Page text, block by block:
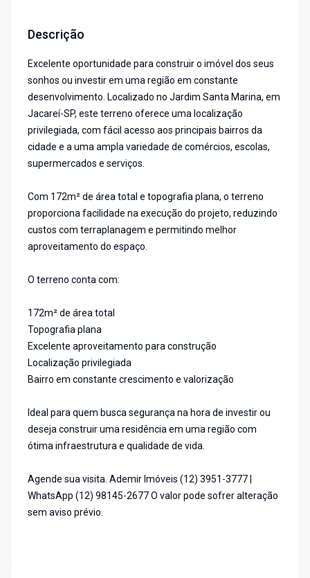
Descrição
Excelente oportunidade para construir o imóvel dos seus
sonhos ou investir em uma região em constante
desenvolvimento. Localizado no Jardim Santa Marina, em
Jacareí-SP, este terreno oferece uma localização
privilegiada, com fácil acesso aos principais bairros da
cidade e a uma ampla variedade de comércios, escolas,
supermercados e serviços.
Com 172m² de área total e topografia plana, o terreno
proporciona facilidade na execução do projeto, reduzindo
custos com terraplanagem e permitindo melhor
aproveitamento do espaço.
O terreno conta com:
172m² de área total
Topografia plana
Excelente aproveitamento para construção
Localização privilegiada
Bairro em constante crescimento e valorização
Ideal para quem busca segurança na hora de investir ou
deseja construir uma residência em uma região com
ótima infraestrutura e qualidade de vida.
Agende sua visita. Ademir Imóveis (12) 3951-3777 |
WhatsApp (12) 98145-2677 O valor pode sofrer alteração
sem aviso prévio.